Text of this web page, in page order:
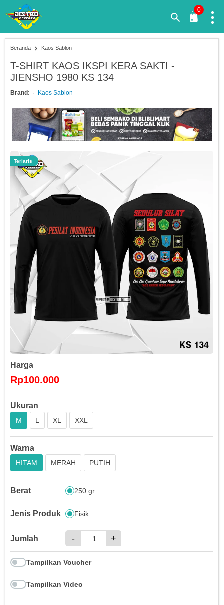
0
Beranda Kaos Sablon
T-SHIRT KAOS IKSPI KERA SAKTI -
JIENSHO 1980 KS 134
Brand: Kaos Sablon
Terlaris
Harga
Rp100.000
Ukuran
M L XL XXL
Warna
HITAM MERAH PUTIH
Berat 250 gr
Jenis Produk Fisik
Jumlah - +
Tampilkan Voucher
Tampilkan Video